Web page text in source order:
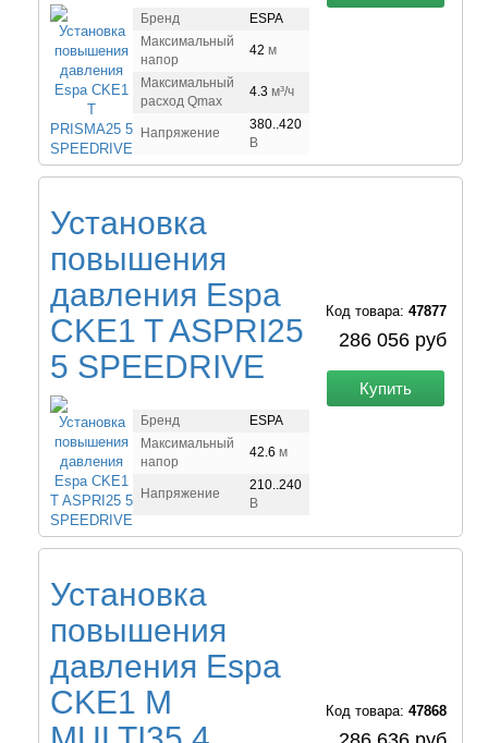
Бренд
ESPA
Максимальный
напор
42 м
Максимальный
расход Qmax
4.3 м³/ч
Напряжение
380..420
В
Установка
повышения
давления Espa
CKE1 T ASPRI25
5 SPEEDRIVE
Код товара: 47877
286 056 руб
Купить
Бренд
ESPA
Максимальный
напор
42.6 м
Напряжение
210..240
В
Установка
повышения
давления Espa
CKE1 M
Код товара: 47868